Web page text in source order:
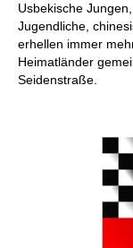
Usbekische
Jugendliche,
erhellen immer
Heimatländer
Seidenstraße.